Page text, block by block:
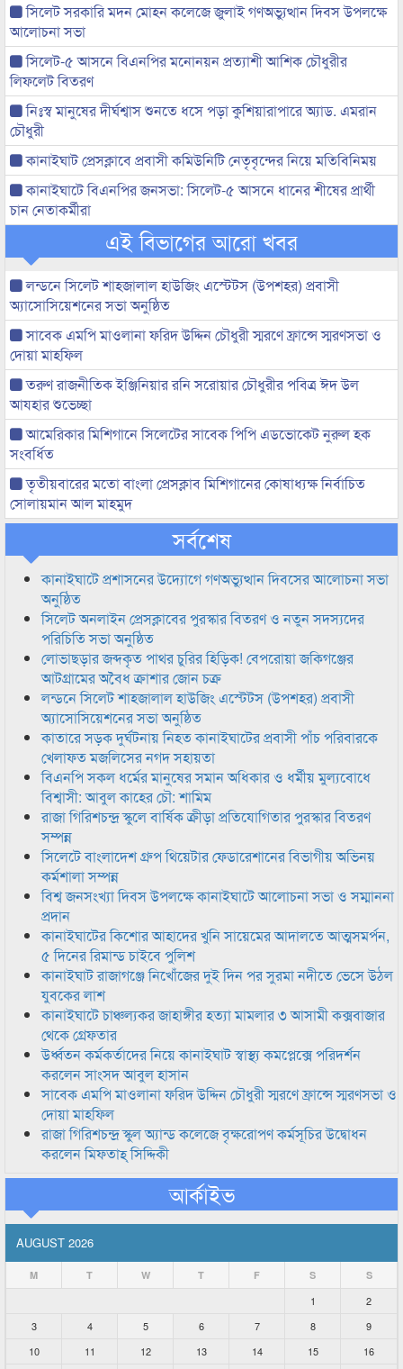
সিলেট সরকারি মদন মোহন কলেজে জুলাই গণঅভ্যুত্থান দিবস উপলক্ষে
আলোচনা সভা
সিলেট-৫ আসনে বিএনপির মনোনয়ন প্রত্যাশী আশিক চৌধুরীর
লিফলেট বিতরণ
নিঃস্ব মানুষের দীর্ঘশ্বাস শুনতে ধসে পড়া কুশিয়ারাপারে অ্যাড. এমরান
চৌধুরী
কানাইঘাট প্রেসক্লাবে প্রবাসী কমিউনিটি নেতৃবৃন্দের নিয়ে মতিবিনিময়
কানাইঘাটে বিএনপির জনসভা: সিলেট-৫ আসনে ধানের শীষের প্রার্থী
চান নেতাকর্মীরা
এই বিভাগের আরো খবর
লন্ডনে সিলেট শাহজালাল হাউজিং এস্টেটস (উপশহর) প্রবাসী
অ্যাসোসিয়েশনের সভা অনুষ্ঠিত
সাবেক এমপি মাওলানা ফরিদ উদ্দিন চৌধুরী স্মরণে ফ্রান্সে স্মরণসভা ও
দোয়া মাহফিল
তরুণ রাজনীতিক ইঞ্জিনিয়ার রনি সরোয়ার চৌধুরীর পবিত্র ঈদ উল
আযহার শুভেচ্ছা
আমেরিকার মিশিগানে সিলেটের সাবেক পিপি এডভোকেট নুরুল হক
সংবর্ধিত
তৃতীয়বারের মতো বাংলা প্রেসক্লাব মিশিগানের কোষাধ্যক্ষ নির্বাচিত
সোলায়মান আল মাহমুদ
সর্বশেষ
কানাইঘাটে প্রশাসনের উদ্যোগে গণঅভ্যুত্থান দিবসের আলোচনা সভা
অনুষ্ঠিত
সিলেট অনলাইন প্রেসক্লাবের পুরস্কার বিতরণ ও নতুন সদস্যদের
পরিচিতি সভা অনুষ্ঠিত
লোভাছড়ার জব্দকৃত পাথর চুরির হিড়িক! বেপরোয়া জকিগঞ্জের
আটগ্রামের অবৈধ ক্রাশার জোন চক্র
লন্ডনে সিলেট শাহজালাল হাউজিং এস্টেটস (উপশহর) প্রবাসী
অ্যাসোসিয়েশনের সভা অনুষ্ঠিত
কাতারে সড়ক দুর্ঘটনায় নিহত কানাইঘাটের প্রবাসী পাঁচ পরিবারকে
খেলাফত মজলিসের নগদ সহায়তা
বিএনপি সকল ধর্মের মানুষের সমান অধিকার ও ধর্মীয় মুল্যবোধে
বিশ্বাসী: আবুল কাহের চৌ: শামিম
রাজা গিরিশচন্দ্র স্কুলে বার্ষিক ক্রীড়া প্রতিযোগিতার পুরস্কার বিতরণ
সম্পন্ন
সিলেটে বাংলাদেশ গ্রুপ থিয়েটার ফেডারেশানের বিভাগীয় অভিনয়
কর্মশালা সম্পন্ন
বিশ্ব জনসংখ্যা দিবস উপলক্ষে কানাইঘাটে আলোচনা সভা ও সম্মাননা
প্রদান
কানাইঘাটের কিশোর আহাদের খুনি সায়েমের আদালতে আত্মসমর্পন,
৫ দিনের রিমান্ড চাইবে পুলিশ
কানাইঘাট রাজাগঞ্জে নিখোঁজের দুই দিন পর সুরমা নদীতে ভেসে উঠল
যুবকের লাশ
কানাইঘাটে চাঞ্চল্যকর জাহাঙ্গীর হত্যা মামলার ৩ আসামী কক্সবাজার
থেকে গ্রেফতার
উর্ধ্বতন কর্মকর্তাদের নিয়ে কানাইঘাট স্বাস্থ্য কমপ্লেক্সে পরিদর্শন
করলেন সাংসদ আবুল হাসান
সাবেক এমপি মাওলানা ফরিদ উদ্দিন চৌধুরী স্মরণে ফ্রান্সে স্মরণসভা ও
দোয়া মাহফিল
রাজা গিরিশচন্দ্র স্কুল অ্যান্ড কলেজে বৃক্ষরোপণ কর্মসূচির উদ্বোধন
করলেন মিফতাহ্ সিদ্দিকী
আর্কাইভ
AUGUST 2026
M T W T F S S
1
2
3
4 5 6 7 8
9
10
11 12 13 14 15 16